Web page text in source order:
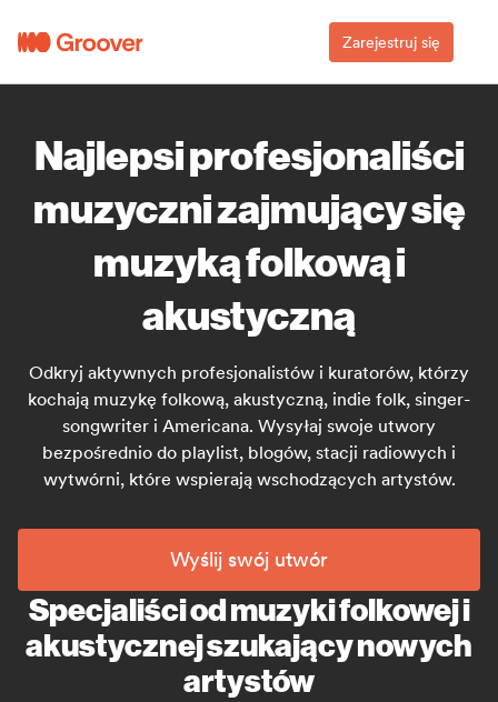
Zarejestruj się
Najlepsi profesjonaliści
muzyczni zajmujący się
muzyką folkową i
akustyczną
Odkryj aktywnych profesjonalistów i kuratorów, którzy
kochają muzykę folkową, akustyczną, indie folk, singer-
songwriter i Americana. Wysyłaj swoje utwory
bezpośrednio do playlist, blogów, stacji radiowych i
wytwórni, które wspierają wschodzących artystów.
Wyślij swój utwór
Specjaliści od muzyki folkowej i
akustycznej szukający nowych
artystów